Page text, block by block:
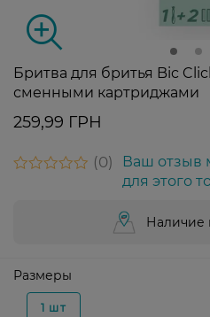
Бритва для бритья Bic
сменными картриджами
259,99 ГРН
0
Ваш отзыв
для этого
Наличие
Размеры
1 шт